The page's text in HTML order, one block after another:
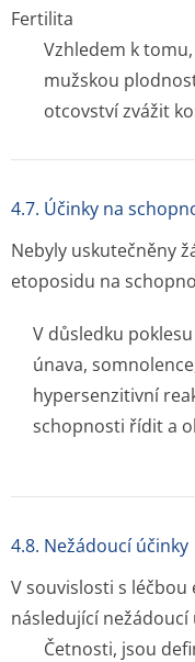
Fertilita
Vzhledem k
mužskou
otcovství zvážit
4.7. Účinky na
Nebyly uskutečněny
etoposidu na
V důsledku
únava,
hypersenzitivní
schopnosti řídit a
4.8. Nežádoucí účinky
V souvislosti s
následující nežádoucí
Četnosti, jsou